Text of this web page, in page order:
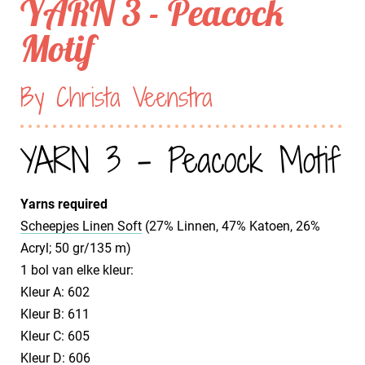
YARN 3 - Peacock
Motif
By Christa Veenstra
YARN 3 - Peacock Motif
Yarns required
Scheepjes Linen Soft (27% Linnen, 47% Katoen, 26%
Acryl; 50 gr/135 m)
1 bol van elke kleur:
Kleur A: 602
Kleur B: 611
Kleur C: 605
Kleur D: 606